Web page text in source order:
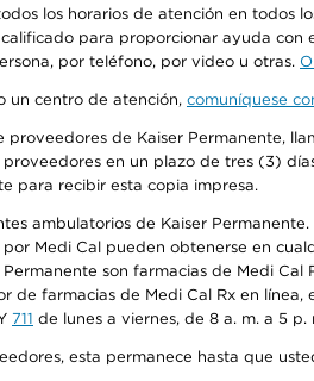
los horarios de atención en todos
para proporcionar ayuda
por teléfono, por video u otras.
un centro de atención, comuníquese
de Kaiser Permanente,
en un plazo de tres (3)
para recibir esta copia impresa.
ambulatorios de Kaiser
Medi Cal pueden obtenerse en
son farmacias de Medi
de farmacias de Medi Cal Rx en línea,
711 de lunes a viernes, de 8 a. m. a 5 p.
esta permanece hasta que